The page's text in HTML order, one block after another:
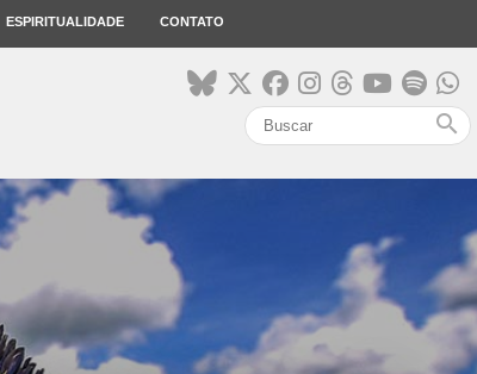
ESPIRITUALIDADE CONTATO
search